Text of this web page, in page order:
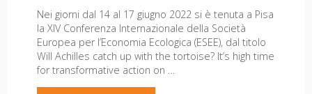
per
il
2024
Nei giorni dal 14 al 17 giugno 2022 si è tenuta a Pisa
la XIV Conferenza Internazionale della Società
Europea per l’Economia Ecologica (ESEE), dal titolo
Will Achilles catch up with the tortoise? It’s high time
for transformative action on …